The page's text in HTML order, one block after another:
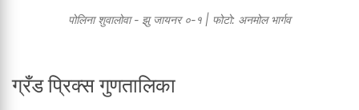
पोलिना शुवालोवा - झु जायनर ०-१ | फोटो: अनमोल भार्गव
ग्रँड प्रिक्स गुणतालिका